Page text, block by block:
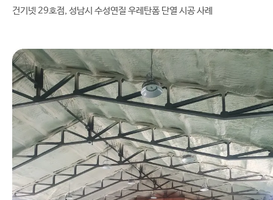
건기넷 29호점, 성남시 수성연질 우레탄폼 단열 시공 사례